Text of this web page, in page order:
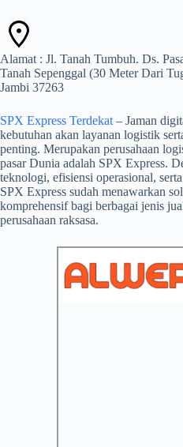
Alamat : Jl. Tanah Tumbuh. Ds.
Tanah Sepenggal (30 Meter Dari
Jambi 37263
SPX Express Terdekat – Jaman
kebutuhan akan layanan logistik
penting. Merupakan perusahaan
pasar Dunia adalah SPX Express.
teknologi, efisiensi operasional,
SPX Express sudah menawarkan
komprehensif bagi berbagai jenis
perusahaan raksasa.